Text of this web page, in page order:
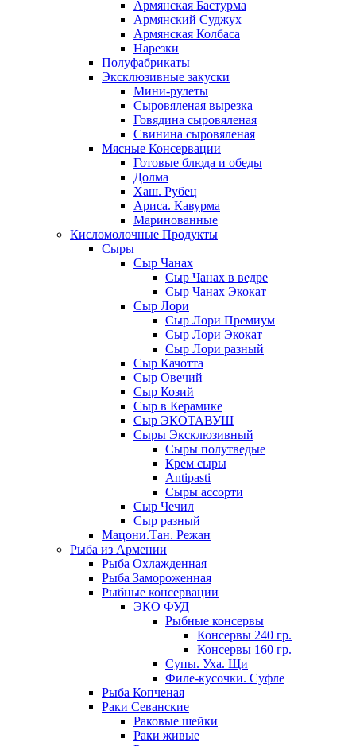
Армянская Бастурма
Армянский Суджух
Армянская Колбаса
Нарезки
Полуфабрикаты
Эксклюзивные закуски
Мини-рулеты
Сыровяленая вырезка
Говядина сыровяленая
Свинина сыровяленая
Мясные Консервации
Готовые блюда и обеды
Долма
Хаш. Рубец
Ариса. Кавурма
Маринованные
Кисломолочные Продукты
Сыры
Сыр Чанах
Сыр Чанах в ведре
Сыр Чанах Экокат
Сыр Лори
Сыр Лори Премиум
Сыр Лори Экокат
Сыр Лори разный
Сыр Качотта
Сыр Овечий
Сыр Козий
Сыр в Керамике
Сыр ЭКОТАВУШ
Сыры Эксклюзивный
Сыры полутведые
Крем сыры
Antipasti
Сыры ассорти
Сыр Чечил
Сыр разный
Мацони.Тан. Режан
Рыба из Армении
Рыба Охлажденная
Рыба Замороженная
Рыбные консервации
ЭКО ФУД
Рыбные консервы
Консервы 240 гр.
Консервы 160 гр.
Супы. Уха. Щи
Филе-кусочки. Суфле
Рыба Копченая
Раки Севанские
Раковые шейки
Раки живые